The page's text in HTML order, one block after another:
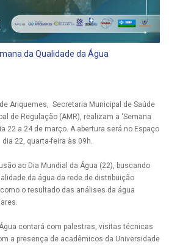
da Qualidade da Água
Ariquemes, Secretaria Municipal de Saúde
de Regulação (AMR), realizam a ‘Semana
22 a 24 de março. A abertura será no Espaço
22, quarta-feira às 09h.
ao Dia Mundial da Água (22), buscando
da água da rede de distribuição
o resultado das análises da água
contará com palestras, visitas técnicas
a presença de acadêmicos da Universidade